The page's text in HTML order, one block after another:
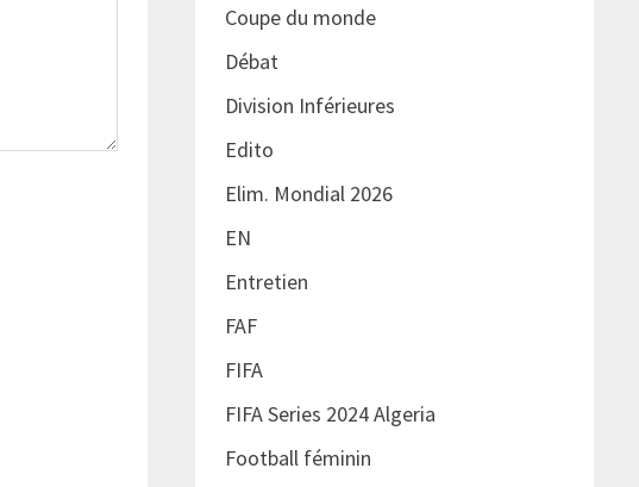
Coupe du monde
Débat
Division Inférieures
Edito
Elim. Mondial 2026
EN
Entretien
FAF
FIFA
FIFA Series 2024 Algeria
Football féminin